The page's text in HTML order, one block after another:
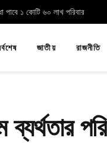
পাবে ১ কোটি ৬০ লাখ পরিবার
জাতীয় রাজনীতি
ব্যর্থতার